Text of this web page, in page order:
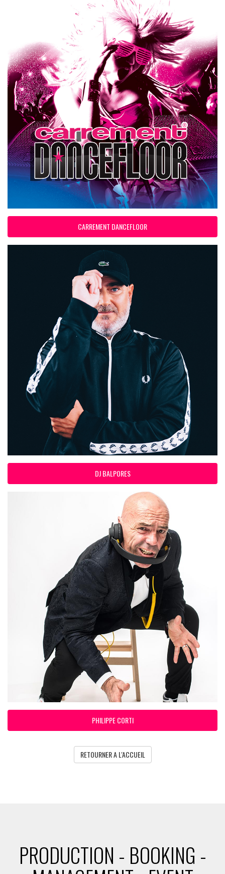
CARREMENT DANCEFLOOR
DJ BALPORES
PHILIPPE CORTI
RETOURNER A L'ACCUEIL
PRODUCTION - BOOKING -